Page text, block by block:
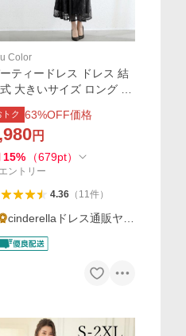
Color
ティードレス ドレス 結
大きいサイズ ロング ロ
ドレス 20代 30代 40代
ピース ワンピースドレ
お呼ばれ 成人式 同窓会 二
謝恩会 ycpt18
トク 63%OFF価格
円
15% （679pt）
ントリー
4.36（ 11件）
cinderellaドレス通販ヤフ
ー店